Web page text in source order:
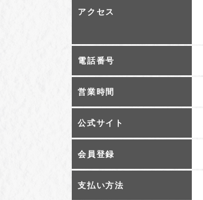
アクセス
電話番号
営業時間
公式サイト
会員登録
支払い方法